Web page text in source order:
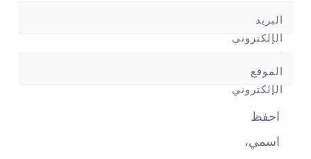
البريد
الإلكتروني
*
الموقع
الإلكتروني
احفظ
اسمي،